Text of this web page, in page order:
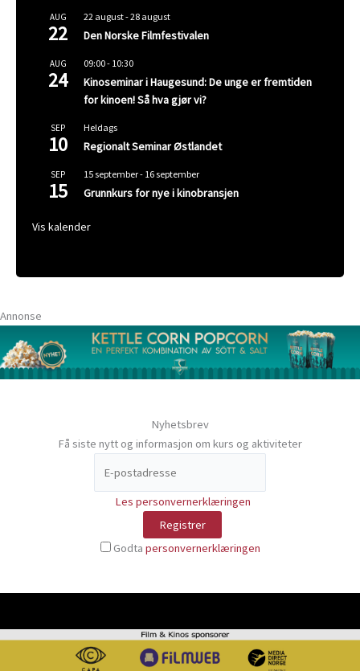
AUG
22
22 august-28 august
Den Norske Filmfestivalen
AUG
24
09:00- 10:30
Kinoseminar i Haugesund: De unge er fremtiden
for kinoen! Så hva gjør vi?
SEP
10
Heldags
Regionalt Seminar Østlandet
SEP
15
15 september- 16 september
Grunnkurs for nye i kinobransjen
Vis kalender
Annonse
Nyhetsbrev
Få siste nytt og informasjon om kurs og aktiviteter
Les personvernerklæringen
Godta personvernerklæringen